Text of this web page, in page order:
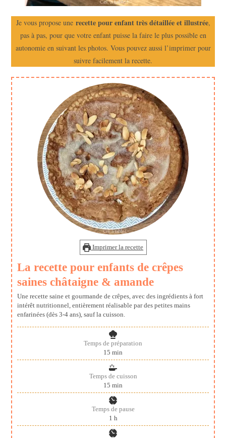
Je vous propose une recette pour enfant très détaillée et illustrée,
pas à pas, pour que votre enfant puisse la faire le plus possible en
autonomie en suivant les photos. Vous pouvez aussi l’imprimer pour
suivre facilement la recette.
Imprimer la recette
La recette pour enfants de crêpes
saines châtaigne & amande
Une recette saine et gourmande de crêpes, avec des ingrédients à fort
intérêt nutritionnel, entièrement réalisable par des petites mains
enfarinées (dès 3-4 ans), sauf la cuisson.
Temps de préparation
15 minutes
min
Temps de cuisson
15 minutes
min
Temps de pause
1 heure
h